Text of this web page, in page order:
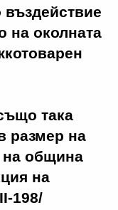
на околната
така
размер на
на община
на
198/